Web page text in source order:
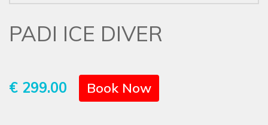
PADI ICE DIVER
€ 299.00 Book Now